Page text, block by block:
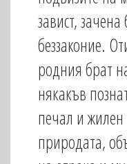
завист,
беззаконие.
родния брат
някакъв
печал и жилен
природата,